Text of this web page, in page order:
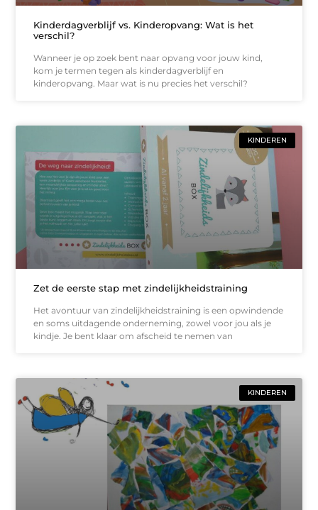
Kinderdagverblijf vs. Kinderopvang: Wat is het
verschil?
Wanneer je op zoek bent naar opvang voor jouw kind,
kom je termen tegen als kinderdagverblijf en
kinderopvang. Maar wat is nu precies het verschil?
KINDEREN
Zet de eerste stap met zindelijkheidstraining
Het avontuur van zindelijkheidstraining is een opwindende
en soms uitdagende onderneming, zowel voor jou als je
kindje. Je bent klaar om afscheid te nemen van
KINDEREN